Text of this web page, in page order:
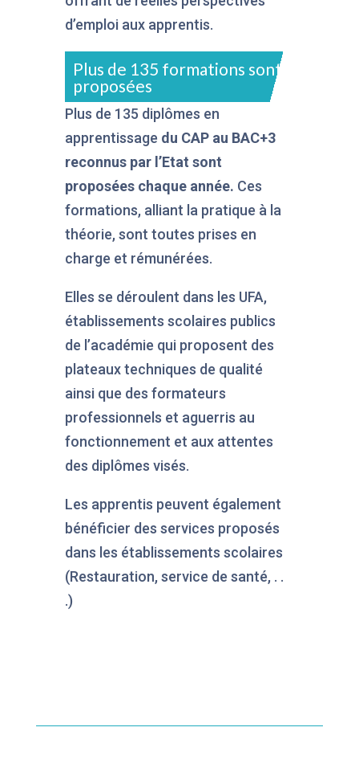
d’emploi aux apprentis.
Plus de 135 formations sont
proposées
Plus de 135 diplômes en
apprentissage du CAP au BAC+3
reconnus par l’Etat sont
proposées chaque année. Ces
formations, alliant la pratique à la
théorie, sont toutes prises en
charge et rémunérées.
Elles se déroulent dans les UFA,
établissements scolaires publics
de l’académie qui proposent des
plateaux techniques de qualité
ainsi que des formateurs
professionnels et aguerris au
fonctionnement et aux attentes
des diplômes visés.
Les apprentis peuvent également
bénéficier des services proposés
dans les établissements scolaires
(Restauration, service de santé, . .
.)